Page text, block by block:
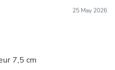
25 May 2026
7,5 cm